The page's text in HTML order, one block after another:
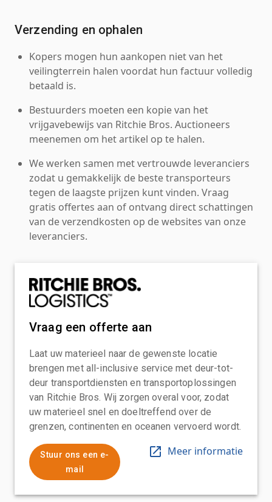
Verzending en ophalen
Kopers mogen hun aankopen niet van het
veilingterrein halen voordat hun factuur volledig
betaald is.
Bestuurders moeten een kopie van het
vrijgavebewijs van Ritchie Bros. Auctioneers
meenemen om het artikel op te halen.
We werken samen met vertrouwde leveranciers
zodat u gemakkelijk de beste transporteurs
tegen de laagste prijzen kunt vinden. Vraag
gratis offertes aan of ontvang direct schattingen
van de verzendkosten op de websites van onze
leveranciers.
Vraag een offerte aan
Laat uw materieel naar de gewenste locatie
brengen met all-inclusive service met deur-tot-
deur transportdiensten en transportoplossingen
van Ritchie Bros. Wij zorgen overal voor, zodat
uw materieel snel en doeltreffend over de
grenzen, continenten en oceanen vervoerd wordt.
Stuur ons een e-
mail
Meer informatie